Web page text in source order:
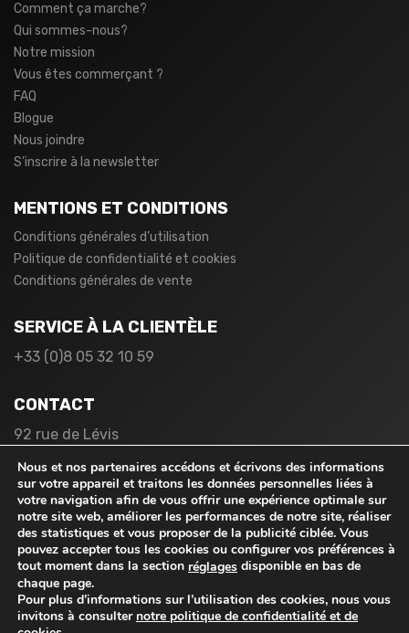
Comment ça marche?
Qui sommes-nous?
Notre mission
Vous êtes commerçant ?
FAQ
Blogue
Nous joindre
S’inscrire à la newsletter
MENTIONS ET CONDITIONS
Conditions générales d’utilisation
Politique de confidentialité et cookies
Conditions générales de vente
SERVICE À LA CLIENTÈLE
+33 (0)8 05 32 10 59
CONTACT
92 rue de Lévis
France
© 2026rabaischocs.fr. Tous droits réservés.
Nous et nos partenaires accédons et écrivons des informations
sur votre appareil et traitons les données personnelles liées à
votre navigation afin de vous offrir une expérience optimale sur
notre site web, améliorer les performances de notre site, réaliser
des statistiques et vous proposer de la publicité ciblée. Vous
pouvez accepter tous les cookies ou configurer vos préférences à
tout moment dans la section réglages disponible en bas de
chaque page.
Pour plus d’informations sur l’utilisation des cookies, nous vous
invitons à consulter notre politique de confidentialité et de